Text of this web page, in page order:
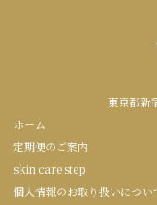
東京都新
ホーム
定期便のご案内
skin care step
個人情報のお取り扱いについ